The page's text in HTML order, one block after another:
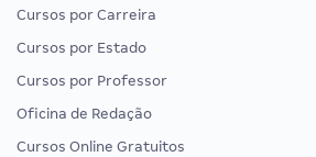
Cursos por Carreira
Cursos por Estado
Cursos por Professor
Oficina de Redação
Cursos Online Gratuitos